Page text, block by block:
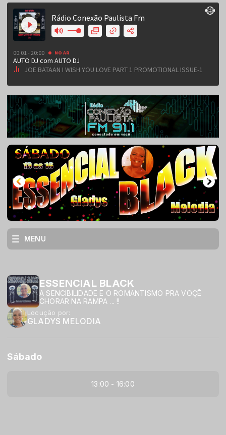
MENU
ESSENCIAL BLACK
A SENCIBILIDADE E O ROMANTISMO PRA VOÇÊ
CHORAR NA RAMPA ... !!
Locução por:
GLADYS MELODIA
Sábado
13:00 - 16:00